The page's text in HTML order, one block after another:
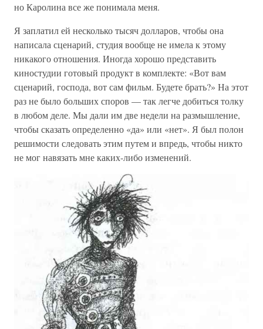
но Каролина все же понимала меня.
Я заплатил ей несколько тысяч долларов, чтобы она
написала сценарий, студия вообще не имела к этому
никакого отношения. Иногда хорошо представить
киностудии готовый продукт в комплекте: «Вот вам
сценарий, господа, вот сам фильм. Будете брать?» На этот
раз не было больших споров — так легче добиться толку
в любом деле. Мы дали им две недели на размышление,
чтобы сказать определенно «да» или «нет». Я был полон
решимости следовать этим путем и впредь, чтобы никто
не мог навязать мне каких-либо изменений.